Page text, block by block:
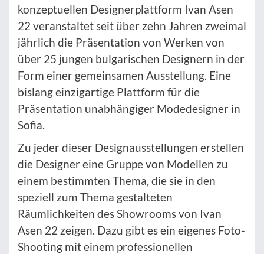
konzeptuellen Designerplattform Ivan Asen
22 veranstaltet seit über zehn Jahren zweimal
jährlich die Präsentation von Werken von
über 25 jungen bulgarischen Designern in der
Form einer gemeinsamen Ausstellung. Eine
bislang einzigartige Plattform für die
Präsentation unabhängiger Modedesigner in
Sofia.
Zu jeder dieser Designausstellungen erstellen
die Designer eine Gruppe von Modellen zu
einem bestimmten Thema, die sie in den
speziell zum Thema gestalteten
Räumlichkeiten des Showrooms von Ivan
Asen 22 zeigen. Dazu gibt es ein eigenes Foto-
Shooting mit einem professionellen